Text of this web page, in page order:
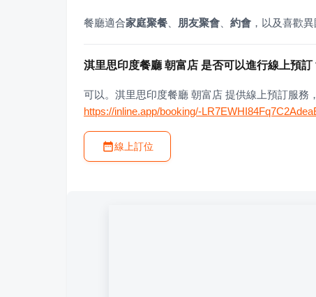
餐廳適合家庭聚餐 朋友聚會 約會 ，以及喜歡
淇里思印度餐廳 朝富店 是否可以進行線上預訂
可以。淇里思印度餐廳 朝富店 提供線上預訂服務
https://inline.app/booking/-
線上訂位